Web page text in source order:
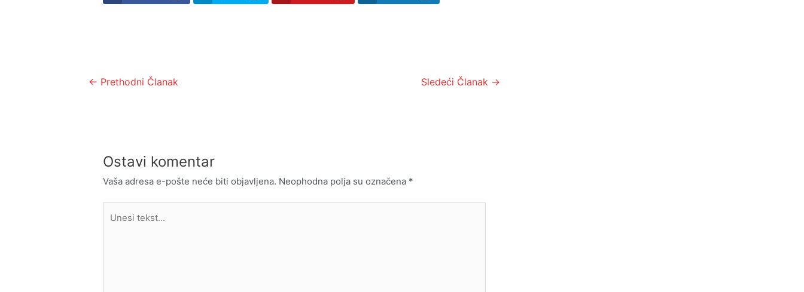
Kretanje
← Prethodni Članak Sledeći Članak →
Ostavi komentar
Vaša adresa e-pošte neće biti objavljena. Neophodna polja su označena *